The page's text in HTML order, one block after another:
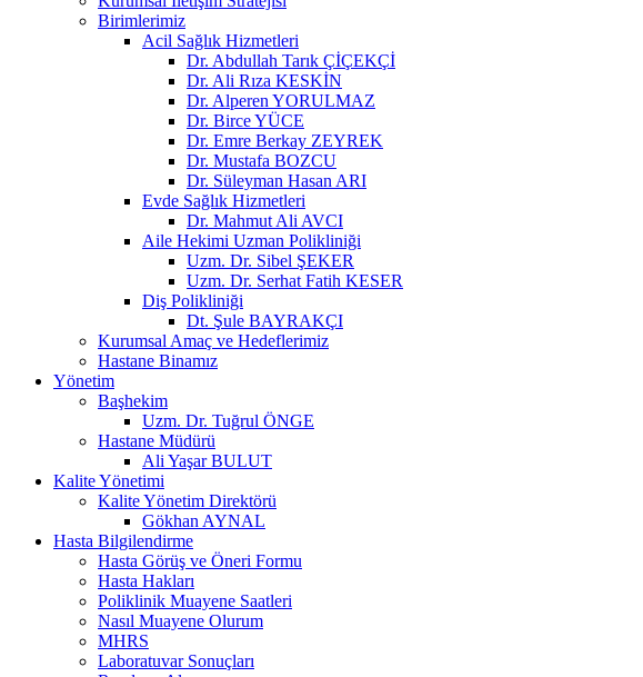
Birimlerimiz
Acil Sağlık Hizmetleri
Dr. Abdullah Tarık ÇİÇEKÇİ
Dr. Ali Rıza KESKİN
Dr. Alperen YORULMAZ
Dr. Birce YÜCE
Dr. Emre Berkay ZEYREK
Dr. Mustafa BOZCU
Dr. Süleyman Hasan ARI
Evde Sağlık Hizmetleri
Dr. Mahmut Ali AVCI
Aile Hekimi Uzman Polikliniği
Uzm. Dr. Sibel ŞEKER
Uzm. Dr. Serhat Fatih KESER
Diş Polikliniği
Dt. Şule BAYRAKÇI
Kurumsal Amaç ve Hedeflerimiz
Hastane Binamız
Yönetim
Başhekim
Uzm. Dr. Tuğrul ÖNGE
Hastane Müdürü
Ali Yaşar BULUT
Kalite Yönetimi
Kalite Yönetim Direktörü
Gökhan AYNAL
Hasta Bilgilendirme
Hasta Görüş ve Öneri Formu
Hasta Hakları
Poliklinik Muayene Saatleri
Nasıl Muayene Olurum
MHRS
Laboratuvar Sonuçları